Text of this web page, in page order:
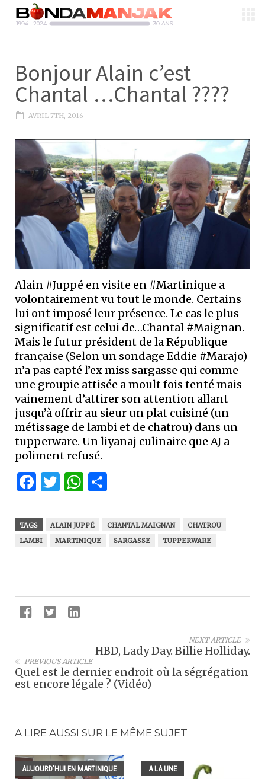
Bonjour Alain c’est
Chantal …Chantal ????
AVRIL 7TH, 2016
Alain #Juppé en visite en #Martinique a
volontairement vu tout le monde. Certains
lui ont imposé leur présence. Le cas le plus
significatif est celui de…Chantal #Maignan.
Mais le futur président de la République
française (Selon un sondage Eddie #Marajo)
n’a pas capté l’ex miss sargasse qui comme
une groupie attisée a moult fois tenté mais
vainement d’attirer son attention allant
jusqu’à offrir au sieur un plat cuisiné (un
métissage de lambi et de chatrou) dans un
tupperware. Un liyanaj culinaire que AJ a
poliment refusé.
Facebook
Twitter
WhatsApp
TAGS ALAIN JUPPÉ CHANTAL MAIGNAN
CHATROU
LAMBI
MARTINIQUE SARGASSE TUPPERWARE
NEXT ARTICLE
HBD, Lady Day. Billie Holliday.
PREVIOUS ARTICLE
Quel est le dernier endroit où la ségrégation
est encore légale ? (Vidéo)
A LIRE AUSSI SUR LE MÊME SUJET
AUJOURD'HUI EN MARTINIQUE A LA UNE